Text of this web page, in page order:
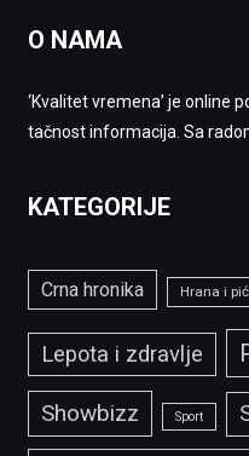
O NAMA
‘Kvalitet vremena’ je online
tačnost informacija. Sa
KATEGORIJE
Crna hronika Hrana i
Lepota i zdravlje
Showbizz Sport